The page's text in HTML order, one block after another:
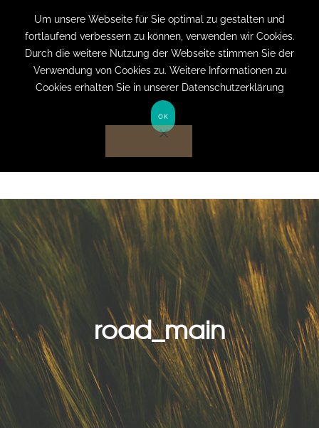
+49 (0) 151 19079060 info@privatpraxis-
bertram.de
Anmelden auf Website
road_main
Um unsere Webseite für Sie optimal zu gestalten und
fortlaufend verbessern zu können, verwenden wir Cookies.
Durch die weitere Nutzung der Webseite stimmen Sie der
Verwendung von Cookies zu. Weitere Informationen zu
Cookies erhalten Sie in unserer Datenschutzerklärung
OK